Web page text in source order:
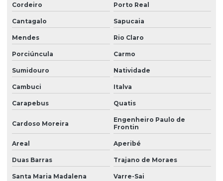
Manutenção preventiva ponte rolante são josé dos pinhais
Manutenção preventiva de ponte rolante em sc
Manutenção preventiva em pontes rolantes
Manutenção preventiva de talha elétrica em am
Manutenção preventiva de talha elétrica em mg
Manutenção preventiva de talha elétrica em pr
Manutenção preventiva de talha elétrica em sc
Manutenção preventiva de talha elétrica em sp
Cordeiro Porto Real
Cantagalo Sapucaia
Mendes Rio Claro
Porciúncula Carmo
Sumidouro Natividade
Cambuci Italva
Carapebus Quatis
Cardoso Moreira
Engenheiro Paulo de
Frontin
Areal Aperibé
Duas Barras Trajano de Moraes
Santa Maria Madalena Varre-Sai